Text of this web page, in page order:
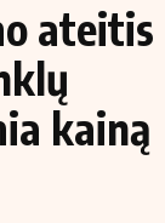
ateitis
kainą